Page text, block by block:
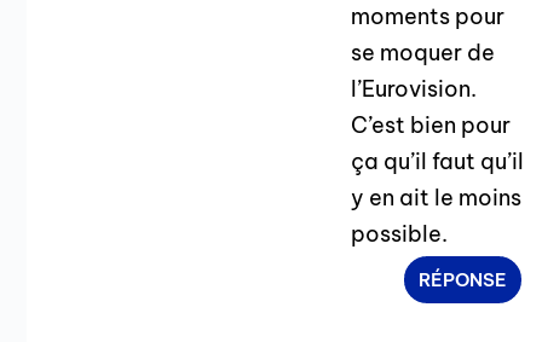
moments pour
se moquer de
l’Eurovision.
C’est bien pour
ça qu’il faut qu’il
y en ait le moins
possible.
RÉPONSE